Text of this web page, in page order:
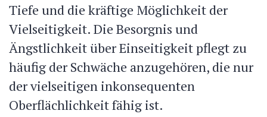
Tiefe und die kräftige Möglichkeit der
Vielseitigkeit. Die Besorgnis und
Ängstlichkeit über Einseitigkeit pflegt zu
häufig der Schwäche anzugehören, die nur
der vielseitigen inkonsequenten
Oberflächlichkeit fähig ist.